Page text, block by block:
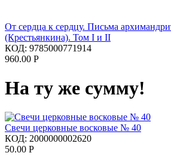
От сердца к сердцу. Письма
(Крестьянкина). Том I и II
КОД: 9785000771914
960.00 Р
На ту же сумму!
Свечи церковные восковые № 40
КОД: 2000000002620
50.00 Р